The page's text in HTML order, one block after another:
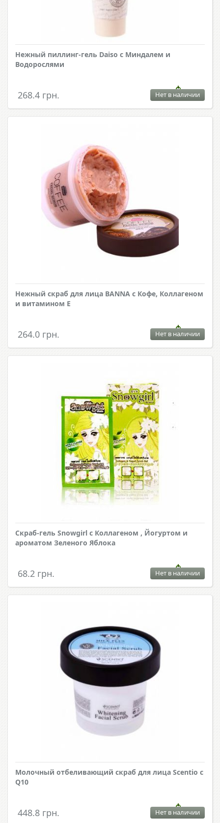
Нежный пиллинг-гель Daiso с Миндалем и
Водорослями
268.4 грн. Нет в наличии
Нежный скраб для лица BANNA с Кофе, Коллагеном
и витамином Е
264.0 грн. Нет в наличии
Скраб-гель Snowgirl с Коллагеном , Йогуртом и
ароматом Зеленого Яблока
68.2 грн. Нет в наличии
Молочный отбеливающий скраб для лица Scentio с
Q10
448.8 грн. Нет в наличии